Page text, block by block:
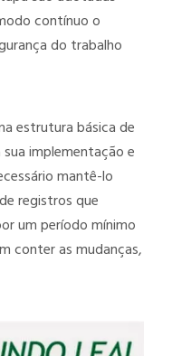
contínuo o
do trabalho
estrutura básica de
implementação e
mantê-lo
registros que
um período mínimo
conter as mudanças,